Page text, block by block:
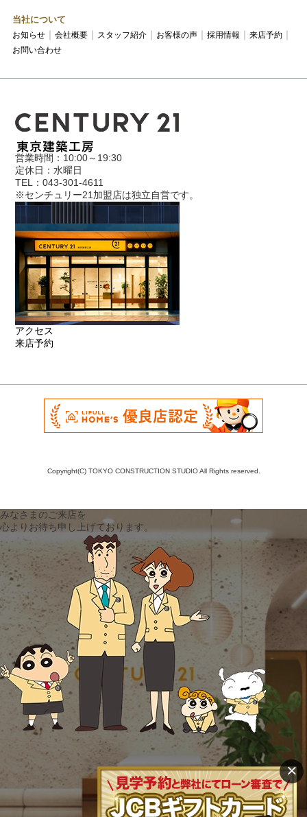
当社について
お知らせ 会社概要 スタッフ紹介 お客様の声 採用情報
来店予約
お問い合わせ
営業時間：10:00～19:30
定休日：水曜日
TEL：043-301-4611
※センチュリー21加盟店は独立自営です。
アクセス
来店予約
Copyright(C) TOKYO CONSTRUCTION STUDIO All Rights reserved.
みなさまのご来店を
心よりお待ち申し上げております。
×